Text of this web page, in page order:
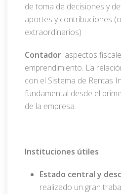
de toma de decisiones y
aportes y contribuciones
extraordinarios)
Contador: aspectos
emprendimiento. La
con el Sistema de Rentas
fundamental desde el
de la empresa.
Instituciones útiles
Estado central y
realizado un gran